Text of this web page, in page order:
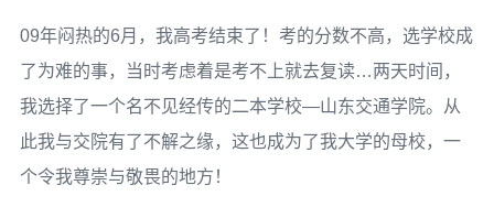
09年闷热的6月，我高考结束了！考的分数不高，选学校成
了为难的事，当时考虑着是考不上就去复读…两天时间，
我选择了一个名不见经传的二本学校—山东交通学院。从
此我与交院有了不解之缘，这也成为了我大学的母校，一
个令我尊崇与敬畏的地方！